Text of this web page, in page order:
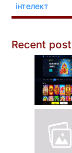
інтелект
Recent